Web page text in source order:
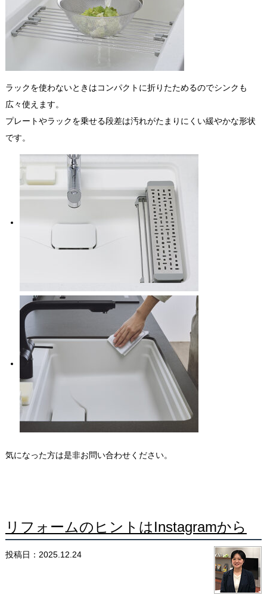
ラックを使わないときはコンパクトに折りたためるのでシンクも
広々使えます。
プレートやラックを乗せる段差は汚れがたまりにくい緩やかな形状
です。
気になった方は是非お問い合わせください。
リフォームのヒントはInstagramから
投稿日：2025.12.24